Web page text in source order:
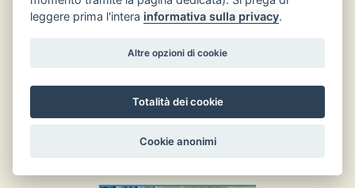
leggere prima l'intera informativa sulla privacy.
Altre opzioni di cookie
Totalità dei cookie
Cookie anonimi